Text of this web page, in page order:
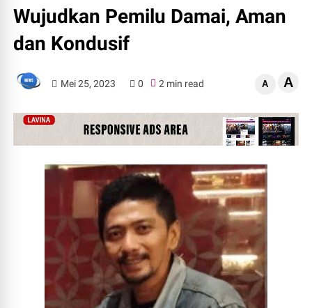
Wujudkan Pemilu Damai, Aman
dan Kondusif
Mei 25, 2023 0 2 min read A A